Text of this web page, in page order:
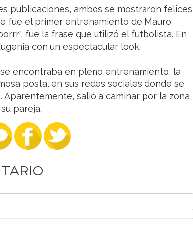
publicaciones, ambos se mostraron felices
fue el primer entrenamiento de Mauro
fue la frase que utilizó el futbolista. En
con un espectacular look.
encontraba en pleno entrenamiento, la
postal en sus redes sociales donde se
Aparentemente, salió a caminar por la zona
pareja.